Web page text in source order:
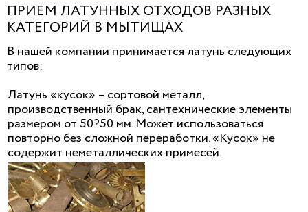
ПРИЕМ ЛАТУННЫХ ОТХОДОВ РАЗНЫХ
КАТЕГОРИЙ В МЫТИЩАХ
В нашей компании принимается латунь следующих
типов:
Латунь «кусок» – сортовой металл,
производственный брак, сантехнические элементы
размером от 50?50 мм. Может использоваться
повторно без сложной переработки. «Кусок» не
содержит неметаллических примесей.